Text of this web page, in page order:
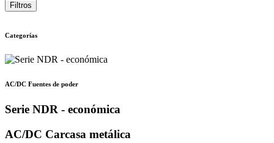
Filtros
Categorías
AC/DC Fuentes de poder
Serie NDR - económica
AC/DC Carcasa metálica